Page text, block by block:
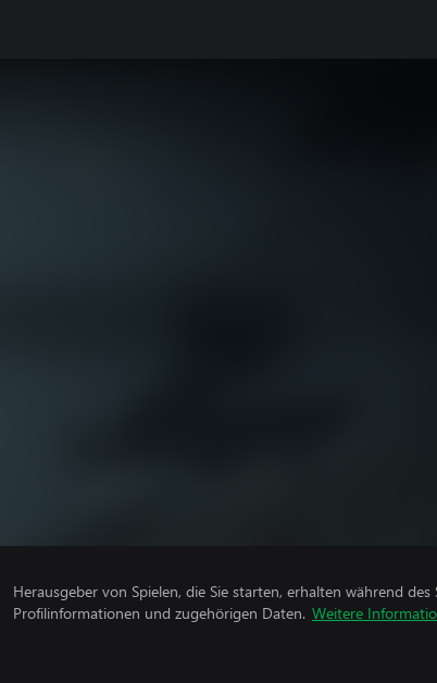
Herausgeber von Spielen, die Sie starten, erhalten während
Profilinformationen und zugehörigen Daten. Weitere